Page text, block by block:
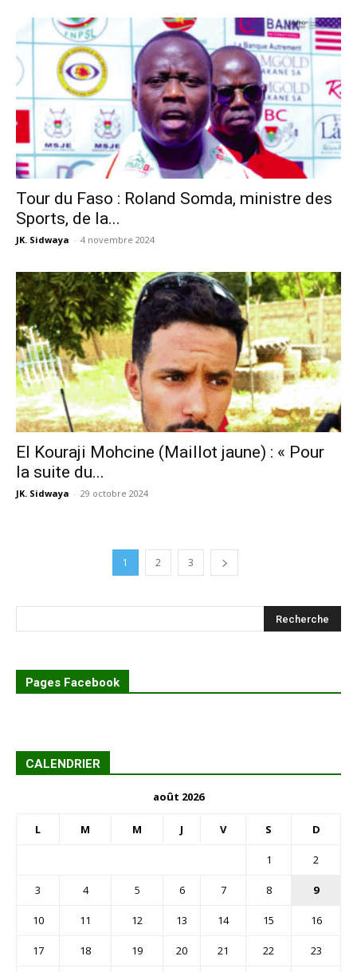
Tour du Faso : Roland Somda, ministre des
Sports, de la...
JK. Sidwaya - 4 novembre 2024
El Kouraji Mohcine (Maillot jaune) : « Pour
la suite du...
JK. Sidwaya - 29 octobre 2024
1 2 3
Pages Facebook
CALENDRIER
août 2026
L M M J V S D
1 2
3 4 5 6 7 8 9
10 11 12 13 14 15 16
17 18 19 20 21 22 23